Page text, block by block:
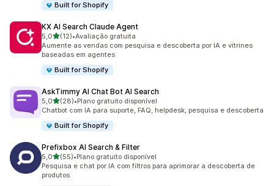
Built for Shopify
KX AI Search Claude Agent
5,0de 5 estrelas
(12)
12 avaliações ao todo
•Avaliação gratuita
Aumente as vendas com pesquisa e descoberta por IA e vitrines
baseadas em agentes
Built for Shopify
AskTimmy AI Chat Bot AI Search
5,0de 5 estrelas
(28)
28 avaliações ao todo
•Plano gratuito disponível
Chatbot com IA para suporte, FAQ, helpdesk, pesquisa e descoberta
Built for Shopify
Prefixbox AI Search & Filter
5,0de 5 estrelas
(55)
55 avaliações ao todo
•Plano gratuito disponível
Pesquisa e chat por IA com filtros para aprimorar a descoberta de
produtos